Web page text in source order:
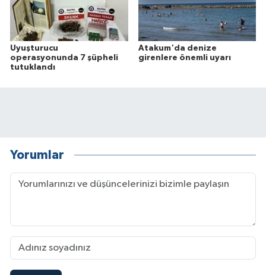
Uyuşturucu
operasyonunda 7 şüpheli
tutuklandı
Atakum'da denize
girenlere önemli uyarı
Yorumlar